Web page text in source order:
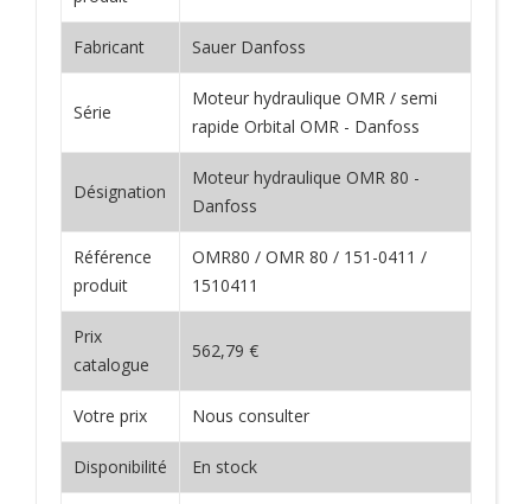
Fabricant Sauer Danfoss
Série
Moteur hydraulique OMR / semi
rapide Orbital OMR - Danfoss
Désignation
Moteur hydraulique OMR 80 -
Danfoss
Référence
produit
OMR80 / OMR 80 / 151-0411 /
1510411
Prix
catalogue
562,79 €
Votre prix Nous consulter
Disponibilité En stock